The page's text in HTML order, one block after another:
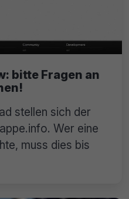
bitte Fragen an
stellen sich der
Wer eine
muss dies bis